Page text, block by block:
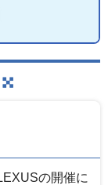
の開催に